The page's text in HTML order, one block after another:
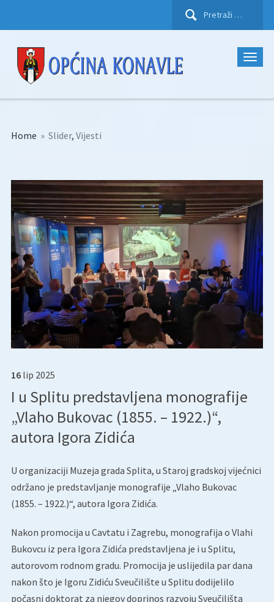
Pretraži:
Home » Slider, Vijesti
16 lip 2025
I u Splitu predstavljena monografije
„Vlaho Bukovac (1855. – 1922.)“,
autora Igora Zidića
U organizaciji Muzeja grada Splita, u Staroj gradskoj vijećnici
održano je predstavljanje monografije „Vlaho Bukovac
(1855. – 1922.)“, autora Igora Zidića.
Nakon promocija u Cavtatu i Zagrebu, monografija o Vlahi
Bukovcu iz pera Igora Zidića predstavljena je i u Splitu,
autorovom rodnom gradu. Promocija je uslijedila par dana
nakon što je Igoru Zidiću Sveučilište u Splitu dodijelilo
počasni doktorat za njegov doprinos razvoju Sveučilišta